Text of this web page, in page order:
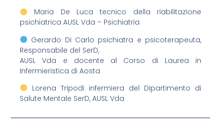
Maria De Luca tecnico della riabilitazione
psichiatrica AUSL Vda – Psichiatria
Gerardo Di Carlo psichiatra e psicoterapeuta,
Responsabile del SerD,
AUSL Vda e docente al Corso di Laurea in
Infermieristica di Aosta
Lorena Tripodi infermiera del Dipartimento di
Salute Mentale SerD, AUSL Vda